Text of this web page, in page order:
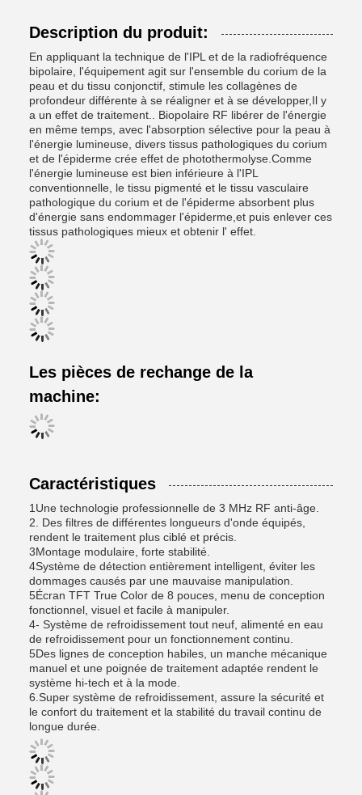
Description du produit:
En appliquant la technique de l'IPL et de la radiofréquence
bipolaire, l'équipement agit sur l'ensemble du corium de la
peau et du tissu conjonctif, stimule les collagènes de
profondeur différente à se réaligner et à se développer,Il y
a un effet de traitement.. Biopolaire RF libérer de l'énergie
en même temps, avec l'absorption sélective pour la peau à
l'énergie lumineuse, divers tissus pathologiques du corium
et de l'épiderme crée effet de photothermolyse.Comme
l'énergie lumineuse est bien inférieure à l'IPL
conventionnelle, le tissu pigmenté et le tissu vasculaire
pathologique du corium et de l'épiderme absorbent plus
d'énergie sans endommager l'épiderme,et puis enlever ces
tissus pathologiques mieux et obtenir l' effet.
Les pièces de rechange de la
machine:
Caractéristiques
1Une technologie professionnelle de 3 MHz RF anti-âge.
2. Des filtres de différentes longueurs d'onde équipés,
rendent le traitement plus ciblé et précis.
3Montage modulaire, forte stabilité.
4Système de détection entièrement intelligent, éviter les
dommages causés par une mauvaise manipulation.
5Écran TFT True Color de 8 pouces, menu de conception
fonctionnel, visuel et facile à manipuler.
4- Système de refroidissement tout neuf, alimenté en eau
de refroidissement pour un fonctionnement continu.
5Des lignes de conception habiles, un manche mécanique
manuel et une poignée de traitement adaptée rendent le
système hi-tech et à la mode.
6.Super système de refroidissement, assure la sécurité et
le confort du traitement et la stabilité du travail continu de
longue durée.